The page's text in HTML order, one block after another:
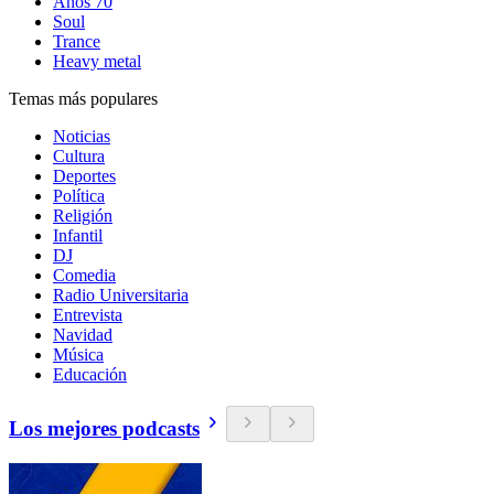
Soul
Trance
Heavy metal
Temas más populares
Noticias
Cultura
Deportes
Política
Religión
Infantil
DJ
Comedia
Radio Universitaria
Entrevista
Navidad
Música
Educación
Los mejores podcasts